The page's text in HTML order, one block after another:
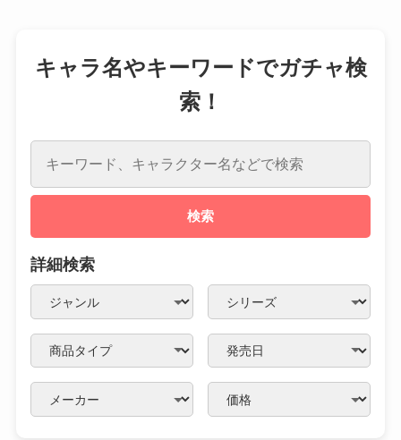
キャラ名やキーワードでガチャ検
索！
検索
詳細検索